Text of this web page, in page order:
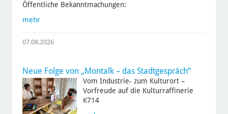
Öffentliche Bekanntmachungen:
mehr
07.08.2026
Neue Folge von „Montalk – das Stadtgespräch“
Vom Industrie- zum Kulturort –
Vorfreude auf die Kulturraffinerie
K714